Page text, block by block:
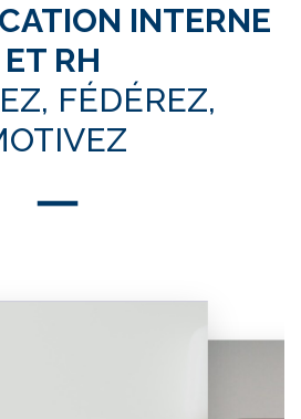
INTERNE
ET RH
FÉDÉREZ,